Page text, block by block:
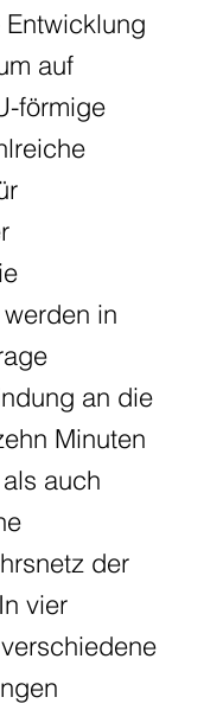
auf
förmige
in
an die
Minuten
auch
der
vier